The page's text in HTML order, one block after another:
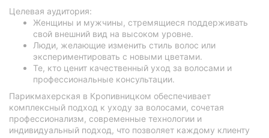
Целевая аудитория:
Женщины и мужчины, стремящиеся поддерживать
свой внешний вид на высоком уровне.
Люди, желающие изменить стиль волос или
экспериментировать с новыми цветами.
Те, кто ценит качественный уход за волосами и
профессиональные консультации.
Парикмахерская в Кропивницком обеспечивает
комплексный подход к уходу за волосами, сочетая
профессионализм, современные технологии и
индивидуальный подход, что позволяет каждому клиенту